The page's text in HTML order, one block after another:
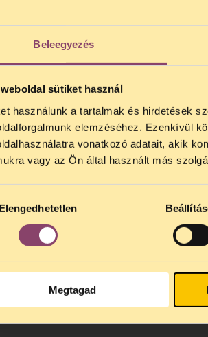
Beleegyezés
weboldal sütiket használ
használunk a tartalmak és hirdetések
elemzéséhez. Ezenkívül
vonatkozó adatait, akik
vagy az Ön által használt más
Elengedhetetlen
Megtagad
TELEFONOS
Kedves érdeklődő,
augusztus 24 között
kedden, 13 és 15 óra között
alatt is elér minket.